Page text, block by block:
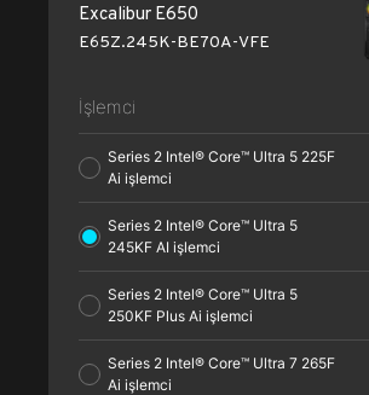
Excalibur E650
E65Z.245K-BE70A-VFE
İşlemci
Series 2 Intel® Core™ Ultra 5 225F
Ai işlemci
Series 2 Intel® Core™ Ultra 5
245KF AI işlemci
Series 2 Intel® Core™ Ultra 5
250KF Plus Ai işlemci
Series 2 Intel® Core™ Ultra 7 265F
Ai işlemci